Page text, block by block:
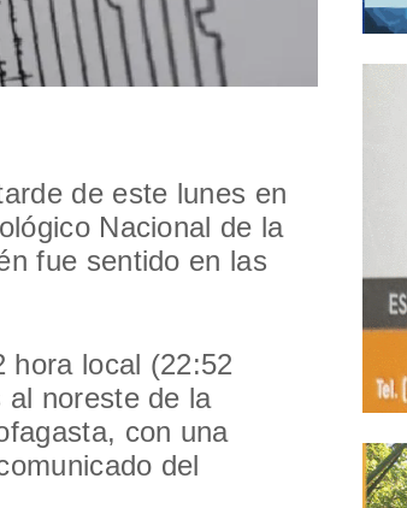
de este lunes en
Nacional de la
fue sentido en las
hora local (22:52
noreste de la
con una
del